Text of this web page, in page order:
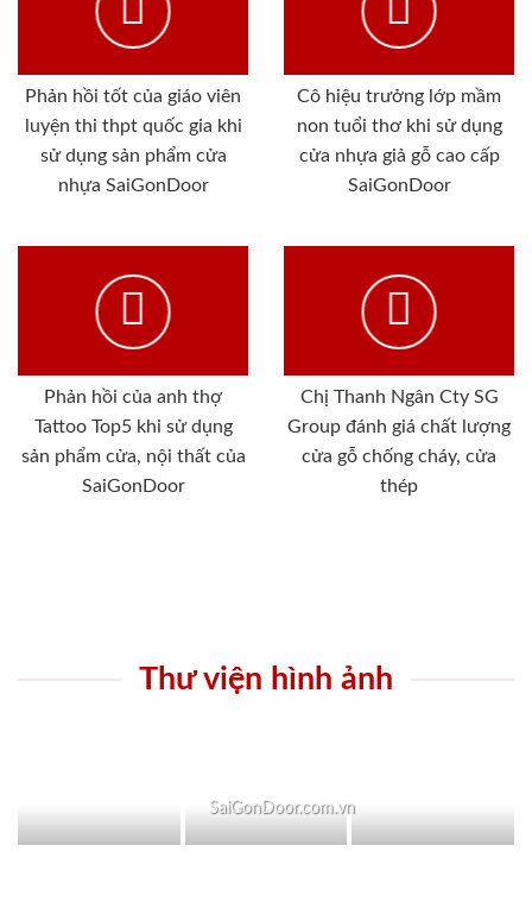
Phản hồi tốt của giáo viên
luyện thi thpt quốc gia khi
sử dụng sản phẩm cửa
nhựa SaiGonDoor
Cô hiệu trưởng lớp mầm
non tuổi thơ khi sử dụng
cửa nhựa giả gỗ cao cấp
SaiGonDoor
Phản hồi của anh thợ
Tattoo Top5 khi sử dụng
sản phẩm cửa, nội thất của
SaiGonDoor
Chị Thanh Ngân Cty SG
Group đánh giá chất lượng
cửa gỗ chống cháy, cửa
thép
Thư viện hình ảnh
SaiGonDoor.com.vn